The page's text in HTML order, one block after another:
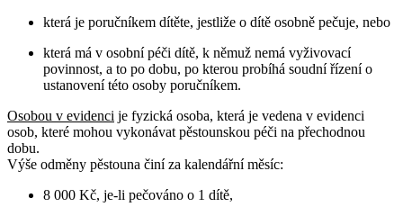
která je poručníkem dítěte, jestliže o dítě osobně pečuje, nebo
která má v osobní péči dítě, k němuž nemá vyživovací
povinnost, a to po dobu, po kterou probíhá soudní řízení o
ustanovení této osoby poručníkem.
Osobou v evidenci je fyzická osoba, která je vedena v evidenci
osob, které mohou vykonávat pěstounskou péči na přechodnou
dobu.
Výše odměny pěstouna činí za kalendářní měsíc:
8 000 Kč, je-li pečováno o 1 dítě,